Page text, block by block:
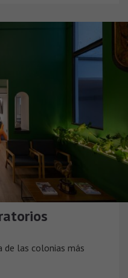
de las colonias más